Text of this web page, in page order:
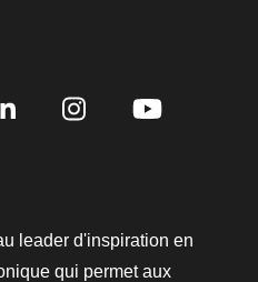
leader d'inspiration en
qui permet aux